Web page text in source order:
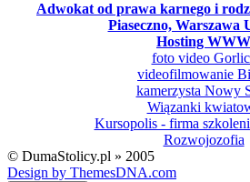
Adwokat od prawa karnego i
Piaseczno, Warszawa
Hosting WWW
foto video
videofilmowanie
kamerzysta Nowy
Wiązanki
Kursopolis - firma
Rozwojozofia
© DumaStolicy.pl » 2005
Design by ThemesDNA.com